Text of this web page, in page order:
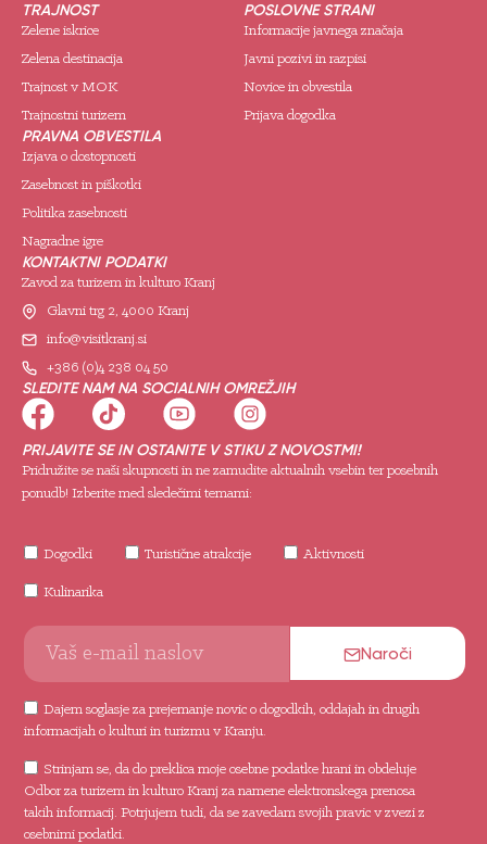
TRAJNOST
Zelene iskrice
Zelena destinacija
Trajnost v MOK
Trajnostni turizem
POSLOVNE STRANI
Informacije javnega značaja
Javni pozivi in razpisi
Novice in obvestila
Prijava dogodka
PRAVNA OBVESTILA
Izjava o dostopnosti
Zasebnost in piškotki
Politika zasebnosti
Nagradne igre
KONTAKTNI PODATKI
Zavod za turizem in kulturo Kranj
Glavni trg 2, 4000 Kranj
info@visitkranj.si
+386 (0)4 238 04 50
SLEDITE NAM NA SOCIALNIH OMREŽJIH
PRIJAVITE SE IN OSTANITE V STIKU Z NOVOSTMI!
Pridružite se naši skupnosti in ne zamudite aktualnih vsebin ter posebnih
ponudb! Izberite med sledečimi temami:
Dogodki Turistične atrakcije Aktivnosti
Kulinarika
Dajem soglasje za prejemanje novic o dogodkih, oddajah in drugih
informacijah o kulturi in turizmu v Kranju.
Strinjam se, da do preklica moje osebne podatke hrani in obdeluje
Odbor za turizem in kulturo Kranj za namene elektronskega prenosa
takih informacij. Potrjujem tudi, da se zavedam svojih pravic v zvezi z
osebnimi podatki.
Naroči